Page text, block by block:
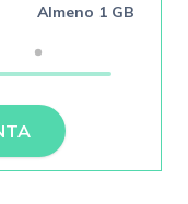
Almeno 1 GB